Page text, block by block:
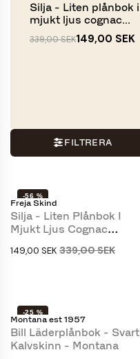
Silja - Liten plånbok i
mjukt ljus cognac...
339,00 SEK149,00 SEK
FILTRERA
Freja Skind
Silja - Liten Plånbok I
Mjukt Ljus Cognac
149,00 SEK 339,00 SEK
-56 %
Montana est 1957
Bill Läderplånbok - Svart
Kalvskinn - Montana
-25 %